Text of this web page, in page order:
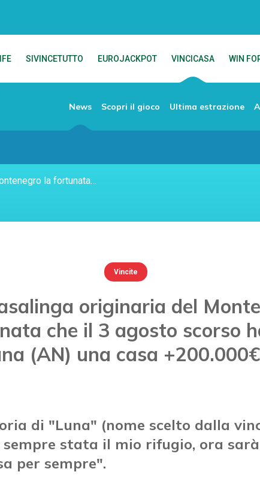
SIVINCETUTTO EUROJACKPOT VINCICASA WIN
News Scopri il gioco Ultima estrazione
È una casalinga originaria del Montenegro la fortunata che il 3 agosto scorso ha vinto a Numana (AN) una casa +200.000€ subito
Vincite
originaria del
che il 3 agosto scorso
(AN) una casa +200.000€
di "Luna" (nome scelto dalla
stata il mio rifugio, ora
per sempre".